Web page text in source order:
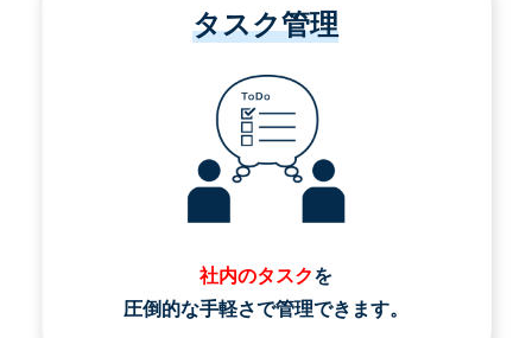
タスク管理
社内のタスクを
圧倒的な手軽さで管理できます。